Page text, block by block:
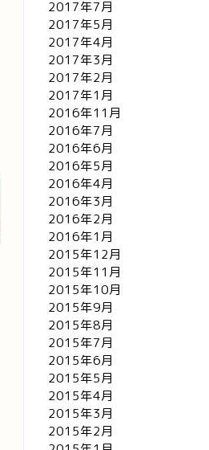
2026年3月のＥＬ編集後記！
2017年7月
2017年5月
2017年4月
2017年3月
2017年2月
2017年1月
2016年11月
2016年7月
2016年6月
2016年5月
2016年4月
2016年3月
2016年2月
2016年1月
2015年12月
2015年11月
2015年10月
2015年9月
2015年8月
2015年7月
2015年6月
2015年5月
2015年4月
2015年3月
2015年2月